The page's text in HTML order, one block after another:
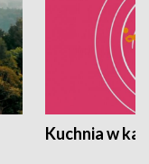
Kuchnia w